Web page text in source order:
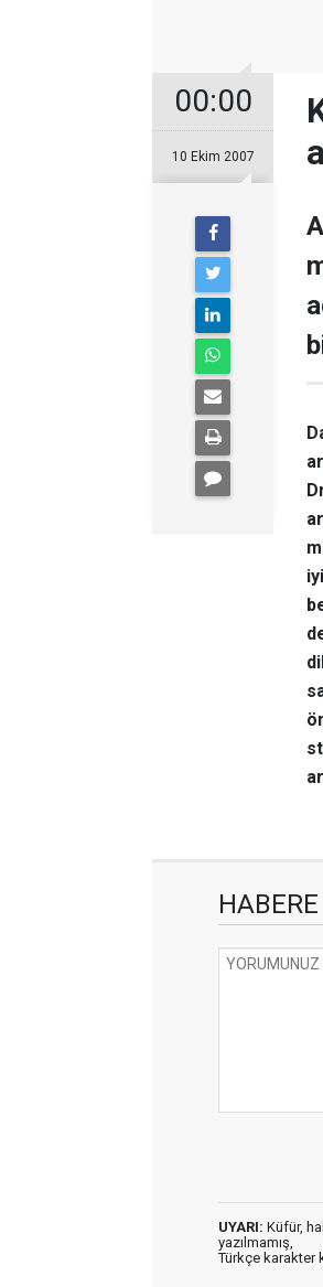
00:00
10 Ekim 2007
HABERE
UYARI: Küfür,
yazılmamış,
Türkçe karakter